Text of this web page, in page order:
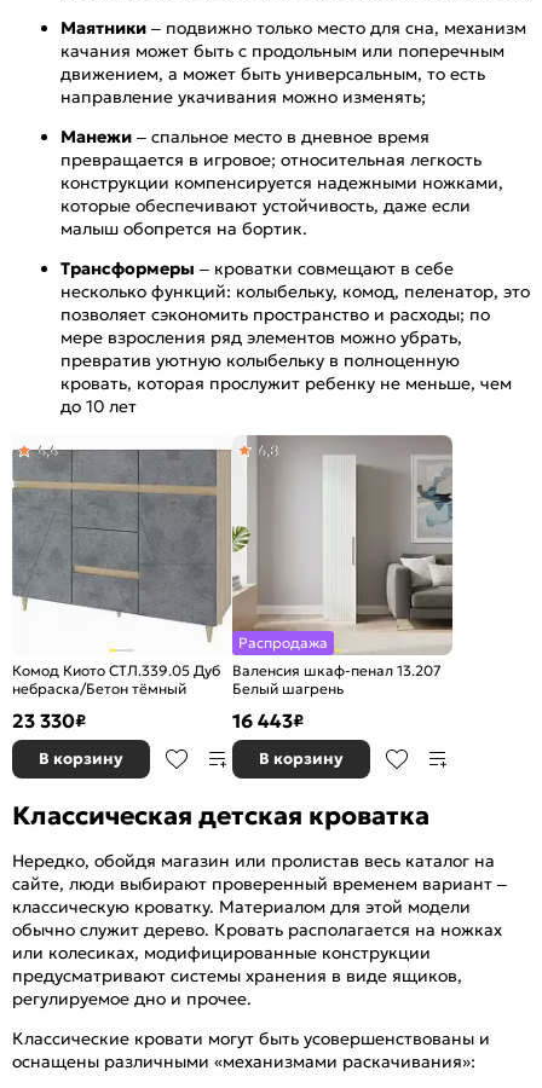
Маятники – подвижно только место для сна, механизм
качания может быть с продольным или поперечным
движением, а может быть универсальным, то есть
направление укачивания можно изменять;
Манежи – спальное место в дневное время
превращается в игровое; относительная легкость
конструкции компенсируется надежными ножками,
которые обеспечивают устойчивость, даже если
малыш обопрется на бортик.
Трансформеры – кроватки совмещают в себе
несколько функций: колыбельку, комод, пеленатор, это
позволяет сэкономить пространство и расходы; по
мере взросления ряд элементов можно убрать,
превратив уютную колыбельку в полноценную
кровать, которая прослужит ребенку не меньше, чем
до 10 лет
Комод Киото СТЛ.339.05 Дуб
небраска/Бетон тёмный
4,4
23 330₽
В корзину
Распродажа
Валенсия шкаф-пенал 13.207
Белый шагрень
4,8
16 443₽
В корзину
Классическая детская кроватка
Нередко, обойдя магазин или пролистав весь каталог на
сайте, люди выбирают проверенный временем вариант –
классическую кроватку. Материалом для этой модели
обычно служит дерево. Кровать располагается на ножках
или колесиках, модифицированные конструкции
предусматривают системы хранения в виде ящиков,
регулируемое дно и прочее.
Классические кровати могут быть усовершенствованы и
оснащены различными «механизмами раскачивания»: